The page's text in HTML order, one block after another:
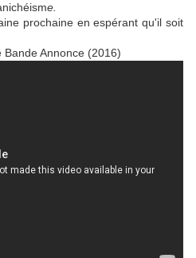
e.
prochaine en espérant qu'il soit
Bande Annonce (2016)